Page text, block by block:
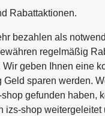
Rabattaktionen.
bezahlen als
regelmäßig
geben Ihnen eine
sparen werden.
gefunden haben,
izs-shop